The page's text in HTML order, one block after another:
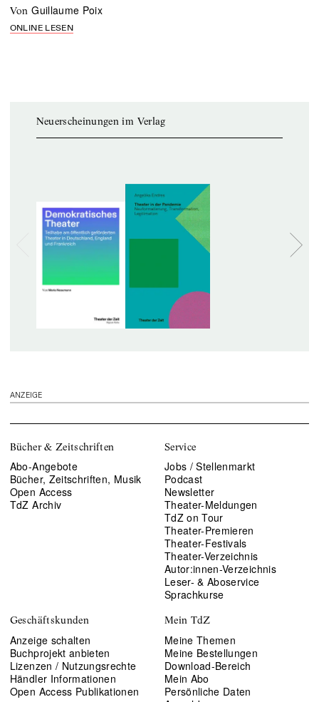
von Guillaume Poix
ONLINE LESEN
Neuerscheinungen im Verlag
ANZEIGE
Bücher & Zeitschriften
Abo-Angebote
Bücher, Zeitschriften, Musik
Open Access
TdZ Archiv
Service
Jobs / Stellenmarkt
Podcast
Newsletter
Theater-Meldungen
TdZ on Tour
Theater-Premieren
Theater-Festivals
Theater-Verzeichnis
Autor:innen-Verzeichnis
Leser- & Aboservice
Sprachkurse
Geschäftskunden
Anzeige schalten
Buchprojekt anbieten
Lizenzen / Nutzungsrechte
Händler Informationen
Open Access Publikationen
Mein TdZ
Meine Themen
Meine Bestellungen
Download-Bereich
Mein Abo
Persönliche Daten